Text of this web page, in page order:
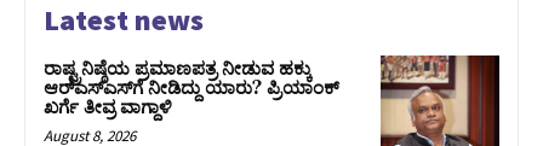
Latest news
ರಾಷ್ಟ್ರನಿಷ್ಠೆಯ ಪ್ರಮಾಣಪತ್ರ ನೀಡುವ ಹಕ್ಕು
ಆರ್‌ಎಸ್‌ಎಸ್‌ಗೆ ನೀಡಿದ್ದು ಯಾರು? ಪ್ರಿಯಾಂಕ್
ಖರ್ಗೆ ತೀವ್ರ ವಾಗ್ದಾಳಿ
August 8, 2026